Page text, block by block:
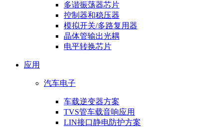
多谐振荡器芯片
控制器和稳压器
模拟开关/多路复用器
晶体管输出光耦
电平转换芯片
应用
汽车电子
车载逆变器方案
TVS管车载音响应用
LIN接口静电防护方案